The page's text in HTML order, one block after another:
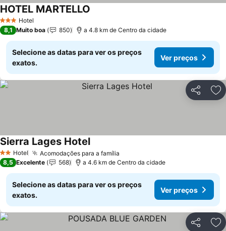
3 EstrelasHotel
HOTEL MARTELLO
8,1 Muito boa 850 a 4.8 km de Centro da cidade
Selecione as datas para ver os preços
exatos.
Ver preços
Partilhar
2 Estrelas
Hotel Acomodações para a família
Sierra Lages Hotel
8,5 Excelente 568 a 4.6 km de Centro da cidade
Selecione as datas para ver os preços
exatos.
Ver preços
Partilhar